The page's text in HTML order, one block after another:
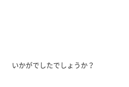
いかがでしたでしょうか？